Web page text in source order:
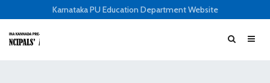
Karnataka PU Education Department Website